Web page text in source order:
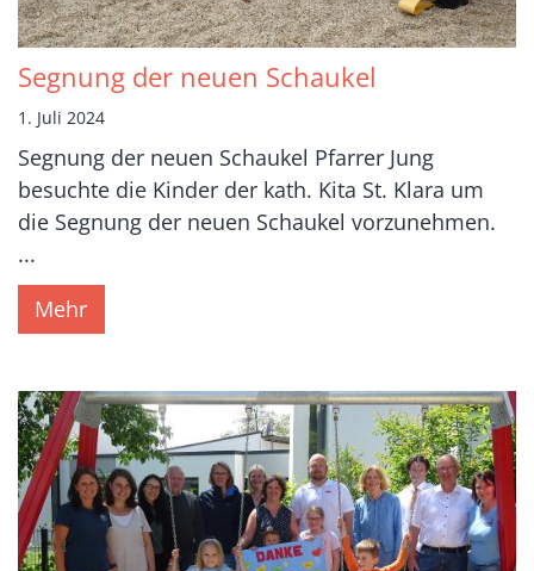
Segnung der neuen Schaukel
1. Juli 2024
Segnung der neuen Schaukel Pfarrer Jung
besuchte die Kinder der kath. Kita St. Klara um
die Segnung der neuen Schaukel vorzunehmen.
...
Mehr